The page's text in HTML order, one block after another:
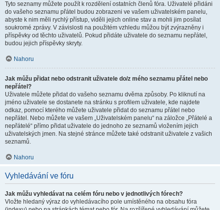
Tyto seznamy můžete použít k rozdělení ostatních členů fóra. Uživatelé přidáni
do vašeho seznamu přátel budou zobrazeni ve vašem uživatelském panelu,
abyste k nim měli rychlý přístup, viděli jejich online stav a mohli jim posílat
soukromé zprávy. V závislosti na použitém vzhledu můžou být zvýrazněny i
příspěvky od těchto uživatelů. Pokud přidáte uživatele do seznamu nepřátel,
budou jejich příspěvky skryty.
Nahoru
Jak můžu přidat nebo odstranit uživatele do/z mého seznamu přátel nebo
nepřátel?
Uživatele můžete přidat do vašeho seznamu dvěma způsoby. Po kliknutí na
jméno uživatele se dostanete na stránku s profilem uživatele, kde najdete
odkaz, pomocí kterého můžete uživatele přidat do seznamu přátel nebo
nepřátel. Nebo můžete ve vašem „Uživatelském panelu“ na záložce „Přátelé a
nepřátelé“ přímo přidat uživatele do jednoho ze seznamů vložením jejich
uživatelských jmen. Na stejné stránce můžete také odstranit uživatele z vašich
seznamů.
Nahoru
Vyhledávání ve fóru
Jak můžu vyhledávat na celém fóru nebo v jednotlivých fórech?
Vložte hledaný výraz do vyhledávacího pole umístěného na obsahu fóra